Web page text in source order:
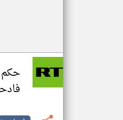
حكم